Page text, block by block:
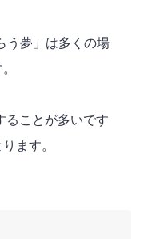
う夢」は多くの場
ることが多いです
ます。